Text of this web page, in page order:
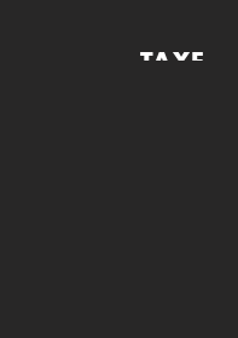
TAXE